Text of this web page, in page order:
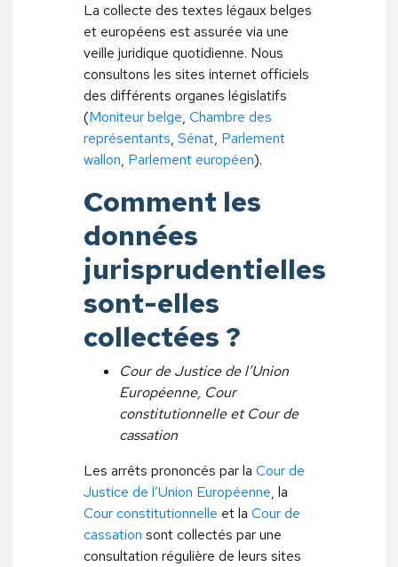
La collecte des textes légaux belges
et européens est assurée via une
veille juridique quotidienne. Nous
consultons les sites internet officiels
des différents organes législatifs
(Moniteur belge, Chambre des
représentants, Sénat, Parlement
wallon, Parlement européen).
Comment les
données
jurisprudentielles
sont-elles
collectées ?
Cour de Justice de l’Union
Européenne, Cour
constitutionnelle et Cour de
cassation
Les arrêts prononcés par la Cour de
Justice de l’Union Européenne, la
Cour constitutionnelle et la Cour de
cassation sont collectés par une
consultation régulière de leurs sites